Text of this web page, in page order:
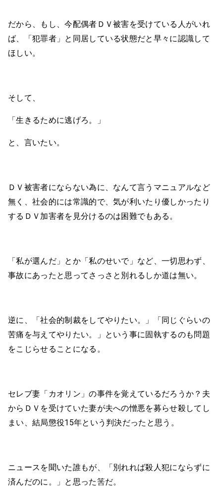
だから、もし、今配偶者ＤＶ被害を受けている人がいれ
ば、「犯罪者」と同居している状態だと早々に認識して
ほしい。
そして、
「生きるために逃げろ。」
と、言いたい。
ＤＶ被害者にならない為に、なんて言うマニュアルなど
無く、社会的には常識的で、気が利いたり優しかったり
するＤＶ加害者を見分けるのは困難でもある。
「私が選んだ」とか「私のせいで」など、一切思わず、
事故にあったと思ってさっさと別れるしか道は無い。
逆に、「社会的制裁をしてやりたい。」「同じぐらいの
苦痛を与えてやりたい。」という事に固執するのも問題
をこじらせることになる。
セレブ妻「カオリン」の事件を覚えているだろうか？夫
からＤＶを受けていた妻が夫への憎悪を募らせ殺してし
まい、結局懲役15年という判決だったと思う。
ニュースを聞いた誰もが、「別れれば殺人犯にならずに
済んだのに。」と思った筈だ。